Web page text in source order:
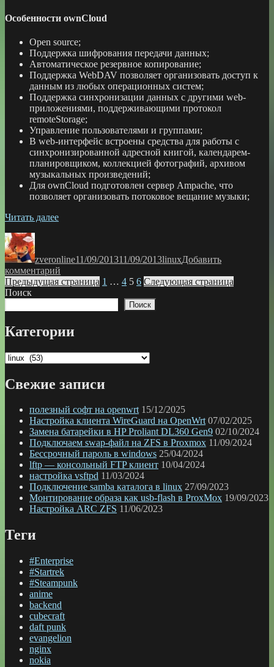
Особенности ownCloud
Open source;
Поддержка шифрования передачи данных;
Автоматическое резервное копирование;
Поддержка WebDAV позволяет организовать доступ к
данным из любых операционных систем;
Поддержка синхронизации данных с другими web-
приложениями, поддерживающими протокол
remoteStorage;
Управление пользователями и группами;
В web-интерфейс встроены средства для работы с
синхронизированной адресной книгой, календарем-
планировщиком, коллекцией фотографий, архивом
музыкальных произведений;
Для ownCloud подготовлен сервер Ampache, что
позволяет организовать потоковое вещание музыки;
Читать далее«Свое
основе
ownCloud»
zveronline11/09/201311/09/2013linuxДобавить
комментарий
записи
хранилище
основе
Пагинация
записей
Предыдущая страница Страница
1 … Страница
4 Страница
5 Страница
6 Следующая страница
Поиск
Поиск
Категории
Категории
Свежие записи
полезный софт на openwrt 15/12/2025
Настройка клиента WireGuard на OpenWrt 07/02/2025
Замена батарейки в HP Proliant DL360 Gen9 02/10/2024
Подключаем swap-файл на ZFS в Proxmox 11/09/2024
Бессрочный пароль в windows 25/04/2024
lftp — консольный FTP клиент 10/04/2024
настройка vsftpd 11/03/2024
Подключение samba каталога в linux 27/09/2023
Монтирование образа как usb-flash в ProxMox 19/09/2023
Настройка ARC ZFS 11/06/2023
Теги
#Enterprise
#Startrek
#Steampunk
anime
backend
cubecraft
daft punk
evangelion
nginx
nokia